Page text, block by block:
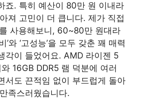
죠. 특히 예산이 80만 원 이내라
져 고민이 더 큽니다. 제가 직접
사용해보니, 60~80만 원대라
’와 ‘고성능’을 모두 갖춘 꽤 매력
각이 들었어요. AMD 라이젠 5
16GB DDR5 램 덕분에 여러
서도 끈적임 없이 부드럽게 돌아
족스러웠습니다.